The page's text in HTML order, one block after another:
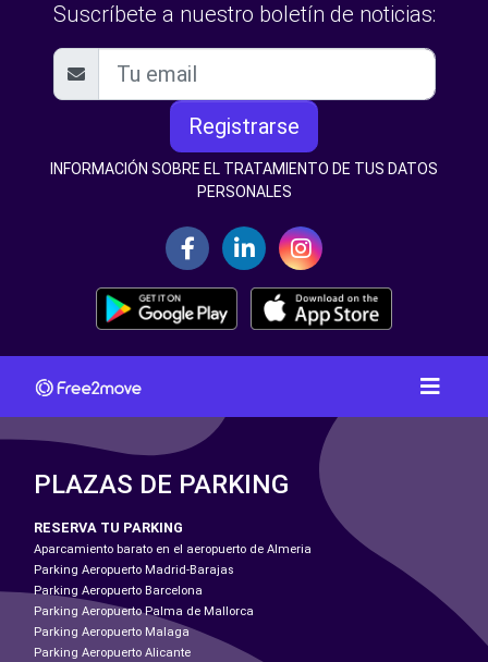
Suscríbete a nuestro boletín de noticias:
Registrarse
INFORMACIÓN SOBRE EL TRATAMIENTO DE TUS DATOS
PERSONALES
PLAZAS DE PARKING
RESERVA TU PARKING
Aparcamiento barato en el aeropuerto de Almeria
Parking Aeropuerto Madrid-Barajas
Parking Aeropuerto Barcelona
Parking Aeropuerto Palma de Mallorca
Parking Aeropuerto Malaga
Parking Aeropuerto Alicante